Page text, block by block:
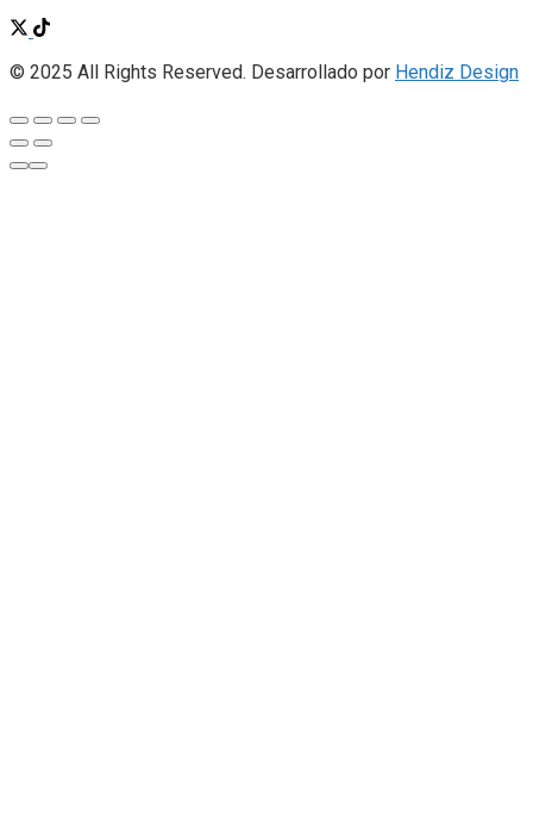
© 2025 All Rights Reserved. Desarrollado por Hendiz Design